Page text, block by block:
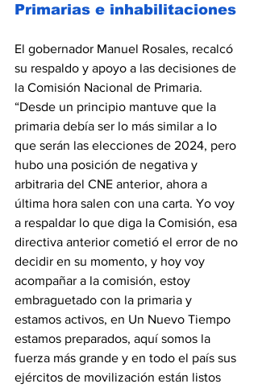
Primarias e inhabilitaciones
El gobernador Manuel Rosales, recalcó
su respaldo y apoyo a las decisiones de
la Comisión Nacional de Primaria.
“Desde un principio mantuve que la
primaria debía ser lo más similar a lo
que serán las elecciones de 2024, pero
hubo una posición de negativa y
arbitraria del CNE anterior, ahora a
última hora salen con una carta. Yo voy
a respaldar lo que diga la Comisión, esa
directiva anterior cometió el error de no
decidir en su momento, y hoy voy
acompañar a la comisión, estoy
embraguetado con la primaria y
estamos activos, en Un Nuevo Tiempo
estamos preparados, aquí somos la
fuerza más grande y en todo el país sus
ejércitos de movilización están listos